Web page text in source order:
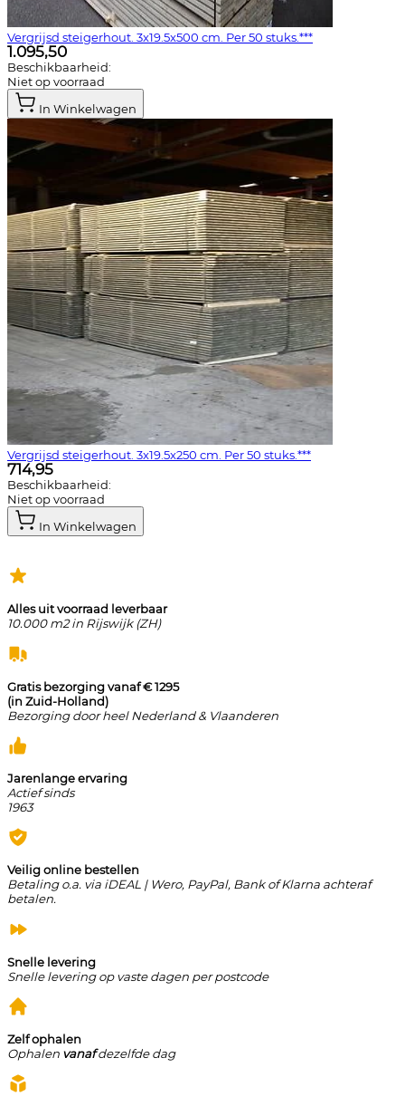
Vergrijsd steigerhout. 3x19.5x500 cm. Per 50 stuks.***
1.095,50
Beschikbaarheid:
Niet op voorraad
In Winkelwagen
Vergrijsd steigerhout. 3x19.5x250 cm. Per 50 stuks.***
714,95
Beschikbaarheid:
Niet op voorraad
In Winkelwagen
Alles uit voorraad leverbaar
10.000 m2 in Rijswijk (ZH)
Gratis bezorging vanaf € 1295
(in Zuid-Holland)
Bezorging door heel Nederland & Vlaanderen
Jarenlange ervaring
Actief sinds
1963
Veilig online bestellen
Betaling o.a. via iDEAL | Wero, PayPal, Bank of Klarna achteraf
betalen.
Snelle levering
Snelle levering op vaste dagen per postcode
Zelf ophalen
Ophalen vanafdezelfde dag